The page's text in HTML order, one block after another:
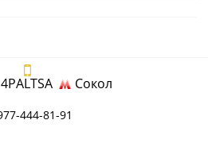
Сокол
444-81-91